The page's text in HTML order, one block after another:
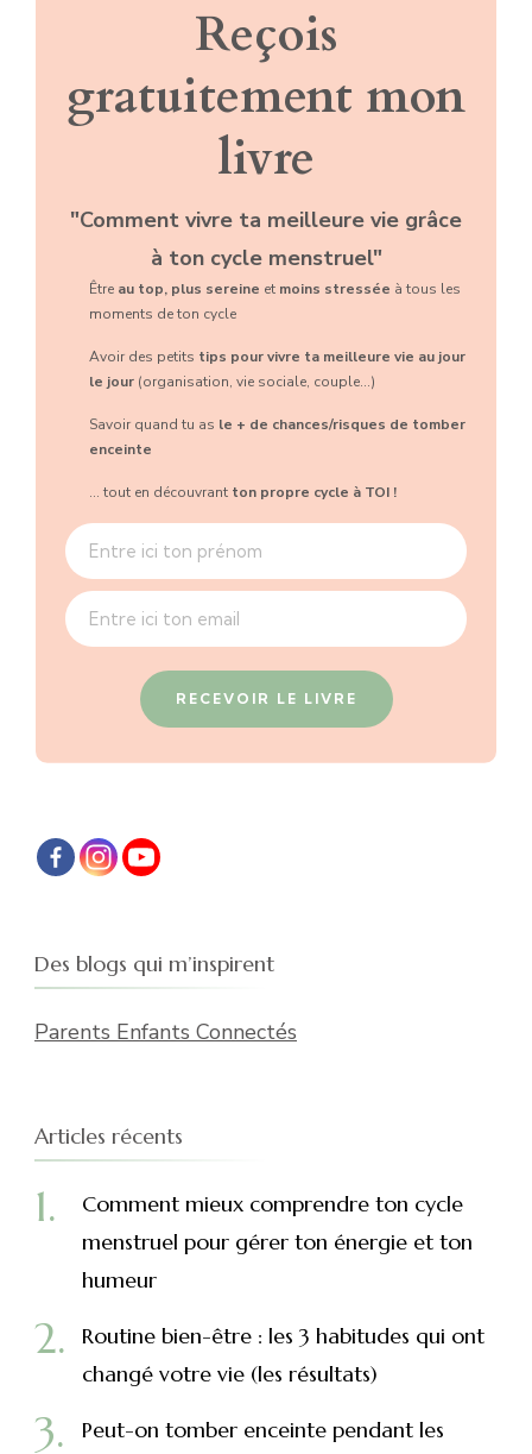
Reçois
gratuitement mon
livre
"Comment vivre ta meilleure vie grâce
à ton cycle menstruel"
Être au top, plus sereine et moins stressée à tous les
moments de ton cycle
Avoir des petits tips pour vivre ta meilleure vie au jour
le jour (organisation, vie sociale, couple...)
Savoir quand tu as le + de chances/risques de tomber
enceinte
... tout en découvrant ton propre cycle à TOI !
RECEVOIR LE LIVRE
Des blogs qui m’inspirent
Parents Enfants Connectés
Articles récents
Comment mieux comprendre ton cycle
menstruel pour gérer ton énergie et ton
humeur
Routine bien-être : les 3 habitudes qui ont
changé votre vie (les résultats)
Peut-on tomber enceinte pendant les